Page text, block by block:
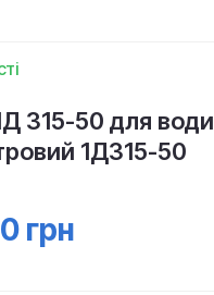
315-50 для води
1Д315-50
грн